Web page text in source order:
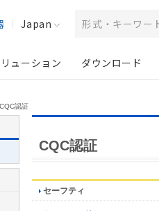
Japan
ューション ダウンロード
CQC認証
CQC認証
セーフティ